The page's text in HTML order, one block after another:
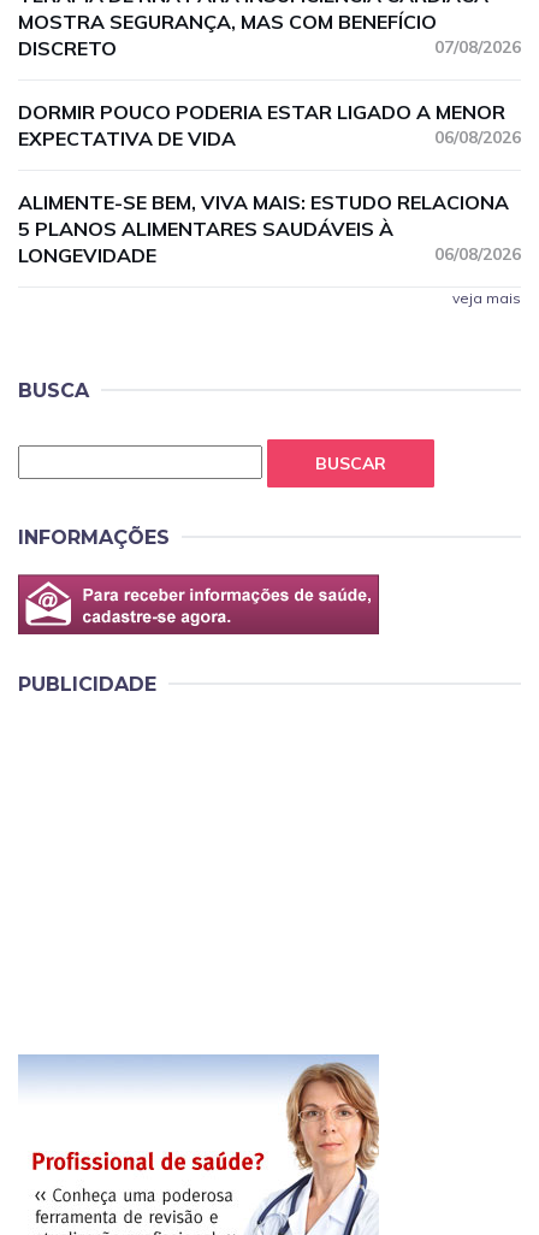
MOSTRA SEGURANÇA, MAS COM BENEFÍCIO
DISCRETO
07/08/2026
DORMIR POUCO PODERIA ESTAR LIGADO A MENOR
EXPECTATIVA DE VIDA
06/08/2026
ALIMENTE-SE BEM, VIVA MAIS: ESTUDO RELACIONA
5 PLANOS ALIMENTARES SAUDÁVEIS À
LONGEVIDADE
06/08/2026
veja mais
BUSCA
BUSCAR
INFORMAÇÕES
PUBLICIDADE